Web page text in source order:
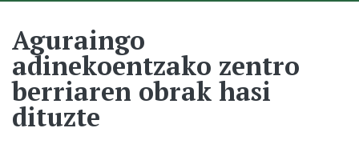
Aguraingo
adinekoentzako zentro
berriaren obrak hasi
dituzte